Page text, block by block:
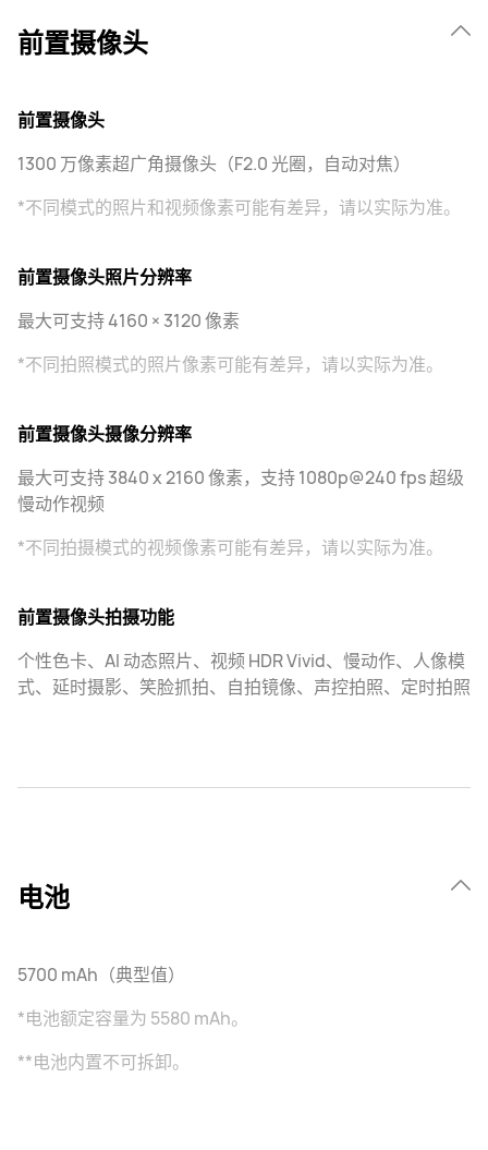
前置摄像头
前置摄像头
1300 万像素超广角摄像头（F2.0 光圈，自动对焦）
*不同模式的照片和视频像素可能有差异，请以实际为准。
前置摄像头照片分辨率
最大可支持 4160 × 3120 像素
*不同拍照模式的照片像素可能有差异，请以实际为准。
前置摄像头摄像分辨率
最大可支持 3840 x 2160 像素，支持 1080p@240 fps 超级
慢动作视频
*不同拍摄模式的视频像素可能有差异，请以实际为准。
前置摄像头拍摄功能
个性色卡、AI 动态照片、视频 HDR Vivid、慢动作、人像模
式、延时摄影、笑脸抓拍、自拍镜像、声控拍照、定时拍照
电池
5700 mAh（典型值）
*电池额定容量为 5580 mAh。
**电池内置不可拆卸。